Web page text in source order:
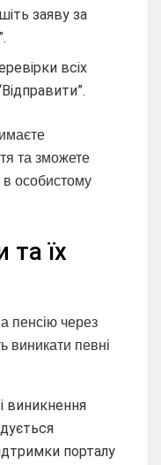
заяву за
всіх
та зможете
в особистому
та їх
пенсію через
виникати певні
виникнення
порталу